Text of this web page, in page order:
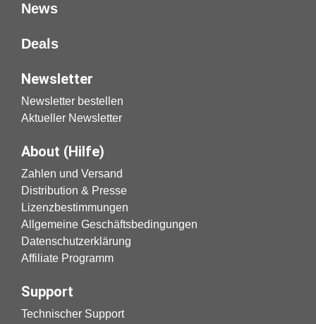
News
Deals
Newsletter
Newsletter bestellen
Aktueller Newsletter
About (Hilfe)
Zahlen und Versand
Distribution & Presse
Lizenzbestimmungen
Allgemeine Geschäftsbedingungen
Datenschutzerklärung
Affiliate Programm
Support
Technischer Support